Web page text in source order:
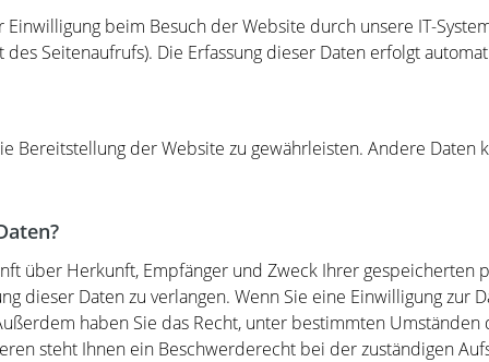
beim Besuch der Website durch unsere IT-
Seitenaufrufs). Die Erfassung dieser Daten erfolgt
Bereitstellung der Website zu gewährleisten. Andere Daten
über Herkunft, Empfänger und Zweck Ihrer gespeicherten
dieser Daten zu verlangen. Wenn Sie eine Einwilligung zur
haben Sie das Recht, unter bestimmten
steht Ihnen ein Beschwerderecht bei der zuständigen